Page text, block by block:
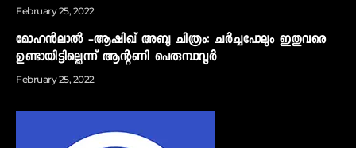
February 25, 2022
മോഹന്‍ലാല്‍ -ആഷിഖ് അബു ചിത്രം: ചര്‍ച്ചപോലും ഇതുവരെ
ഉണ്ടായിട്ടില്ലെന്ന് ആന്റണി പെരുമ്പാവൂര്‍
February 25, 2022